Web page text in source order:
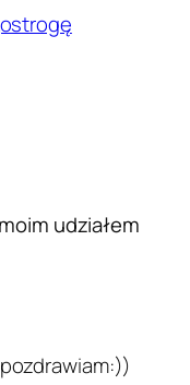
udziałem